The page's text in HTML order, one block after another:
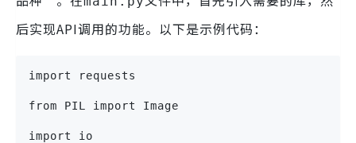
后实现API调用的功能。以下是示例代码：
import requests
from PIL import Image
import io